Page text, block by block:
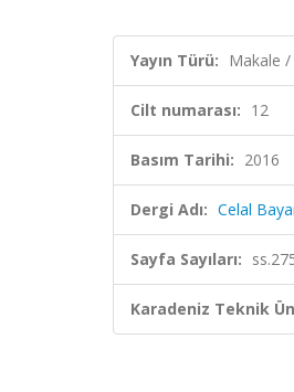
Yayın Türü: Makale
Cilt numarası: 12
Basım Tarihi: 2016
Dergi Adı: Celal
Sayfa Sayıları:
Karadeniz Teknik